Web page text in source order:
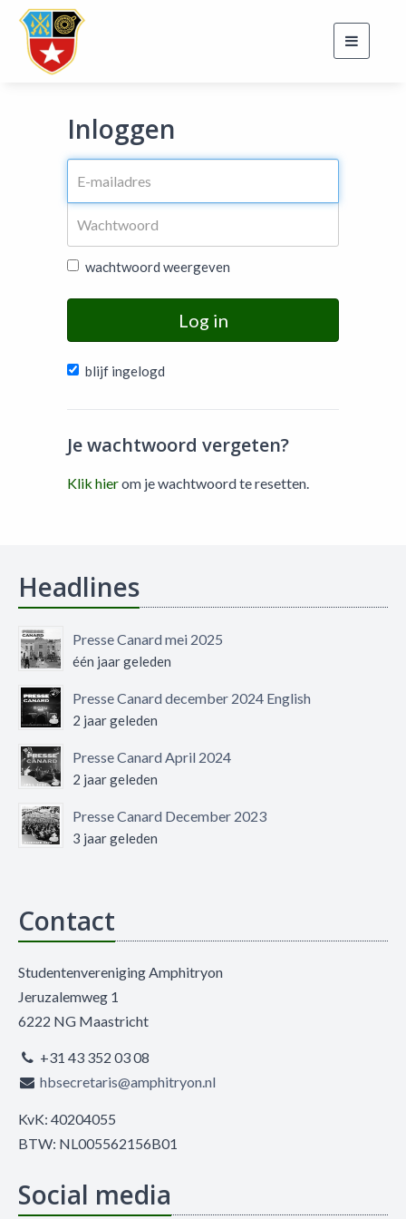
Toggle
Inloggen
wachtwoord weergeven
Log in
blijf ingelogd
Je wachtwoord vergeten?
Klik hierom je wachtwoord te resetten.
Headlines
Presse Canard mei 2025
één jaar geleden
Presse Canard december 2024 English
2 jaar geleden
Presse Canard April 2024
2 jaar geleden
Presse Canard December 2023
3 jaar geleden
Contact
Studentenvereniging Amphitryon
Jeruzalemweg 1
6222 NG Maastricht
+31 43 352 03 08
hbsecretaris@amphitryon.nl
KvK: 40204055
BTW: NL005562156B01
Social media